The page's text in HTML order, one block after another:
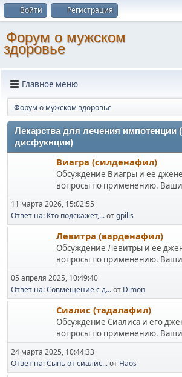
Войти Регистрация
Форум о мужском
здоровье
Главное меню
Форум о мужском здоровье
Лекарства для лечения импотенции
дисфукнции)
Виагра (силденафил)
Обсуждение Виагры и ее
вопросы по применению.
11 марта 2026, 15:02:55
Ответ на: Кто подскажет,...отgpills
Левитра (варденафил)
Обсуждение Левитры и ее
вопросы по применению.
05 апреля 2025, 10:49:40
Ответ на: Совмещение с д...от Dimon
Сиалис (тадалафил)
Обсуждение Сиалиса и его
вопросы по применению.
24 марта 2025, 10:44:33
Ответ на: Сыпь от сиалис...от Haos